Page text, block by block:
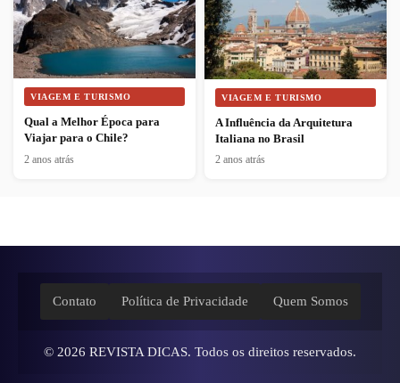
VIAGEM E TURISMO
Qual a Melhor Época para
Viajar para o Chile?
2 anos atrás
VIAGEM E TURISMO
A Influência da Arquitetura
Italiana no Brasil
2 anos atrás
Contato Política de Privacidade Quem Somos
© 2026 REVISTA DICAS. Todos os direitos reservados.